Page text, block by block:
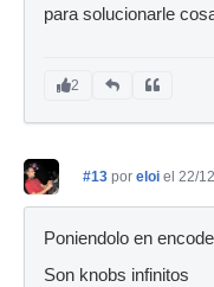
para solucionarle
2
#13 por eloi el 22/
Poniendolo en
Son knobs infinitos